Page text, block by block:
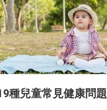
種兒童常見健康問題